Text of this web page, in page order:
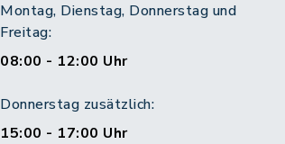
Montag, Dienstag, Donnerstag und
Freitag:
08:00 - 12:00 Uhr
Donnerstag zusätzlich:
15:00 - 17:00 Uhr